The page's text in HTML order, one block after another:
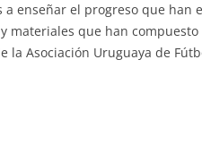
enseñar el progreso que han
materiales que han
Asociación Uruguaya de